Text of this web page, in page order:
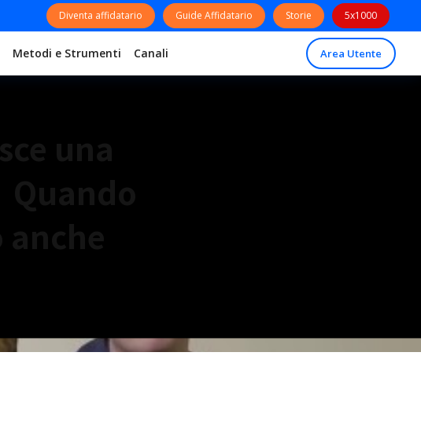
Diventa affidatario Guide Affidatario Storie 5x1000
Metodi e Strumenti Canali Area Utente